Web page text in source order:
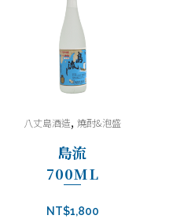
八丈島酒造,燒酎&泡盛
島流
700ML
NT$1,800